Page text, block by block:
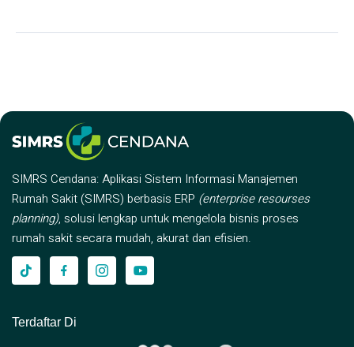
SIMRS Cendana: Aplikasi Sistem Informasi Manajemen
Rumah Sakit (SIMRS) berbasis ERP (enterprise resourses
planning), solusi lengkap untuk mengelola bisnis proses
rumah sakit secara mudah, akurat dan efisien.
Terdaftar Di